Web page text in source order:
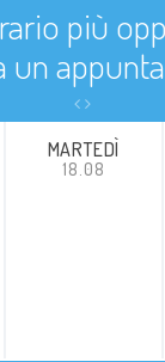
più
un
MARTEDÌ
18.08